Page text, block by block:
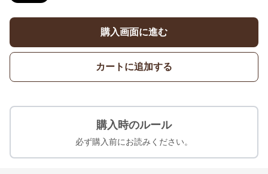
購入画面に進む
カートに追加する
購入時のルール
必ず購入前にお読みください。